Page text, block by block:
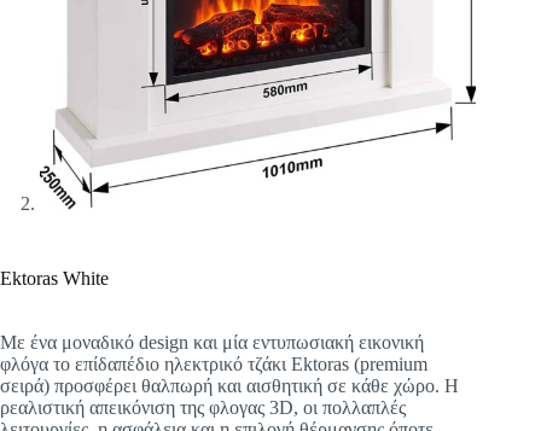
Ektoras White
Με ένα μοναδικό design και μία εντυπωσιακή εικονική
φλόγα το επίδαπέδιο ηλεκτρικό τζάκι Ektoras (premium
σειρά) προσφέρει θαλπωρή και αισθητική σε κάθε χώρο. Η
ρεαλιστική απεικόνιση της φλογας 3D, οι πολλαπλές